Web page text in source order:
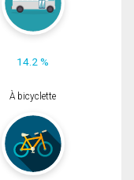
14.2 %
À bicyclette